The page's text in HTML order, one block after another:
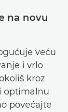
na novu
veću
i vrlo
kroz
optimalnu
povećajte